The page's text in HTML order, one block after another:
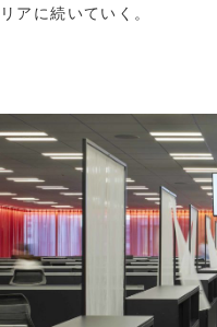
リアに続いていく。